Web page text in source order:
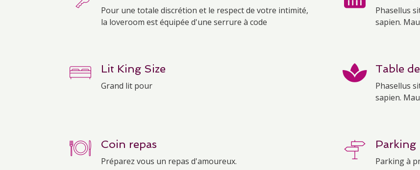
Pour une totale discrétion et le respect de votre intimité,
la loveroom est équipée d'une serrure à code
Phasellus
sapien.
Lit King Size
Grand lit pour
Table
Phasellus
sapien.
Coin repas
Préparez vous un repas d'amoureux.
Parking
Parking à